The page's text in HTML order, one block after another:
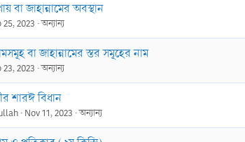
বা জাহান্নামের অবস্থান
25, 2023 অন্যান্য
বা জাহান্নামের স্তর সমূহের নাম
23, 2023 অন্যান্য
শারঈ বিধান
Nov 11, 2023 অন্যান্য